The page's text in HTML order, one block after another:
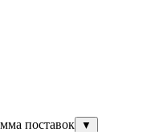
поставок
▼